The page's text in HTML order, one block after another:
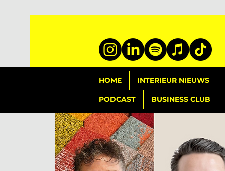
HOME INTERIEUR NIEUWS
PODCAST BUSINESS CLUB